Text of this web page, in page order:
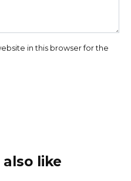
in this browser for the
like